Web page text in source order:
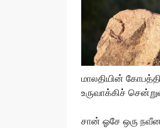
மாலதியின்
உருவாக்கிச்
சான் ஓசே ஒரு நவீனப்